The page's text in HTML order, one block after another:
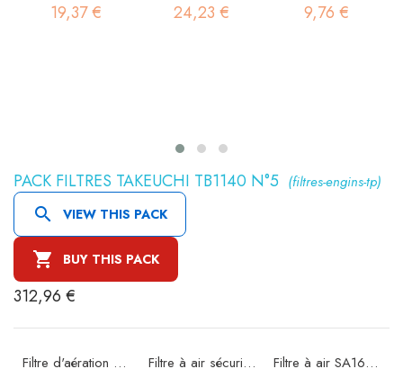
19,37 € 24,23 € 9,76 €
PACK FILTRES TAKEUCHI TB1140 N°5 (filtres-engins-tp)
 VIEW THIS PACK
 BUY THIS PACK
312,96 €
Filtre d'aération SA12636 Filtre à air sécurité SA16302 Filtre à air SA16580